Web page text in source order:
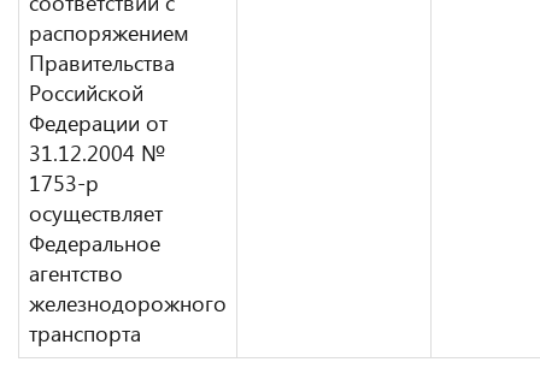
распоряжением
Правительства
Российской
Федерации от
31.12.2004 №
1753-р
осуществляет
Федеральное
агентство
железнодорожного
транспорта